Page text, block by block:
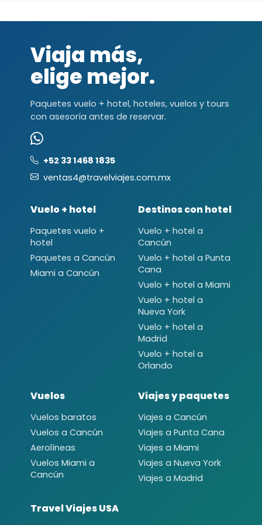
Viaja más,
elige mejor.
Paquetes vuelo + hotel, hoteles, vuelos y tours
con asesoría antes de reservar.
+52 33 1468 1835
ventas4@travelviajes.com.mx
Vuelo + hotel
Paquetes vuelo +
hotel
Paquetes a Cancún
Miami a Cancún
Destinos con hotel
Vuelo + hotel a
Cancún
Vuelo + hotel a Punta
Cana
Vuelo + hotel a Miami
Vuelo + hotel a
Nueva York
Vuelo + hotel a
Madrid
Vuelo + hotel a
Orlando
Vuelos
Vuelos baratos
Vuelos a Cancún
Aerolíneas
Vuelos Miami a
Cancún
Viajes y paquetes
Viajes a Cancún
Viajes a Punta Cana
Viajes a Miami
Viajes a Nueva York
Viajes a Madrid
Travel Viajes USA